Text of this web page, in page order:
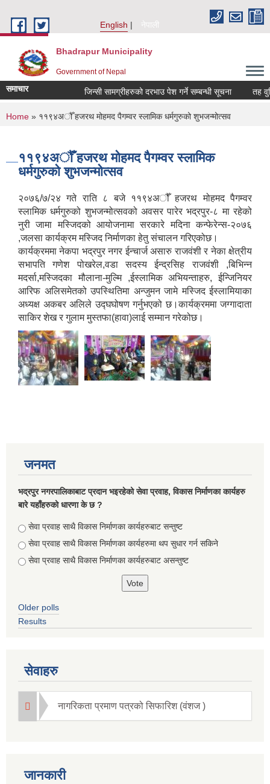
English
नेपाली
Bhadrapur Municipality
Government of Nepal
समाचार जिन्सी सामग्रीहरुको दरभाउ पेश गर्ने सम्बन्धी सूचना तह
You are here
Home » ११९४अौँ हजरथ मोहमद पैगम्वर स्लामिक धर्मगुरुको शुभजन्मोत्सव
११९४अौँ हजरथ मोहमद पैगम्वर स्लामिक
धर्मगुरुको शुभजन्मोत्सव
२०७६/७/२४ गते राति ८ बजे ११९४अौँ हजरथ मोहमद पैगम्वर
स्लामिक धर्मगुरुको शुभजन्मोत्सवको अवसर पारेर भद्रपुर-८ मा रहेको
नुरी जामा मस्जिदको आयोजनामा सरकारे मदिना कन्फेरेन्स-२०७६
,जलसा कार्यक्रम मस्जिद निर्माणका हेतु संचालन गरिएकोछ।
कार्यक्रममा नेकपा भद्रपुर नगर ईन्चार्ज असारु राजवंशी र नेका क्षेत्रीय
सभापति गणेश पोखरेल,वडा सदस्य ईन्द्रसिह राजवंशी ,बिभिन्न
मदर्सा,मस्जिदका मौलाना-मुल्मि ,ईस्लामिक अभियन्ताहरु, ईन्जिनियर
आरिफ अलिसमेतको उपस्थितिमा अन्जुमन जामे मस्जिद ईस्लामियाका
अध्यक्ष अकबर अलिले उद्घघोषण गर्नुभएको छ।कार्यक्रममा जग्गादाता
साकिर शेख र गुलाम मुस्तफा(हावा)लाई सम्मान गरेकोछ।
जनमत
भद्रपुर नगरपालिकाबाट प्रदान भइरहेको सेवा प्रवाह, विकास निर्माणका कार्यहरु
बारे यहाँहरुको धारणा के छ ?
Choices
सेवा प्रवाह साथै विकास निर्माणका कार्यहरुबाट सन्तुष्ट
सेवा प्रवाह साथै विकास निर्माणका कार्यहरुमा थप सुधार गर्न सकिने
सेवा प्रवाह साथै विकास निर्माणका कार्यहरुबाट असन्तुष्ट
Older polls
Results
सेवाहरु
नागरिकता प्रमाण पत्रको सिफारिश (वंशज )
जानकारी